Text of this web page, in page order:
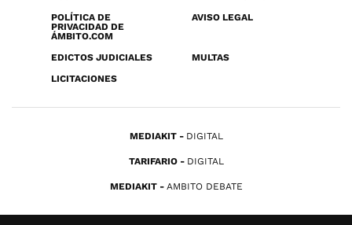
POLÍTICA DE
PRIVACIDAD DE
ÁMBITO.COM
AVISO LEGAL
EDICTOS JUDICIALES
MULTAS
LICITACIONES
MEDIAKIT DIGITAL
TARIFARIO DIGITAL
MEDIAKIT AMBITO DEBATE